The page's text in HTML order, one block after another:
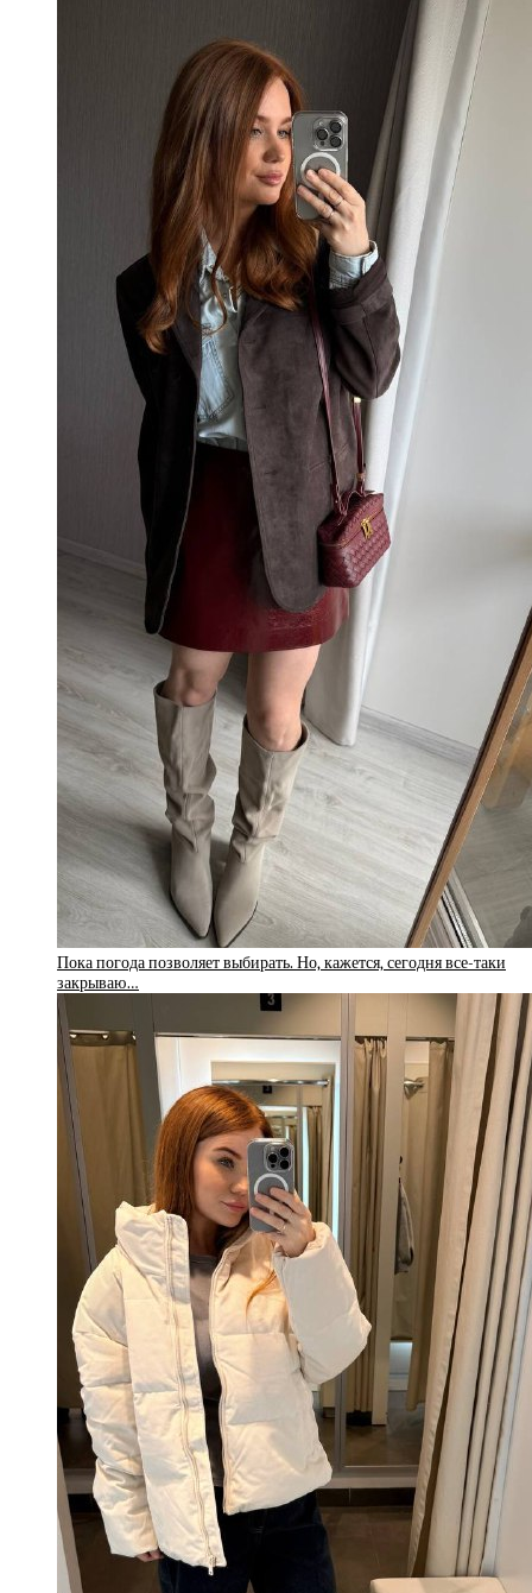
Пока погода позволяет выбирать. Но, кажется, сегодня все-таки
закрываю…